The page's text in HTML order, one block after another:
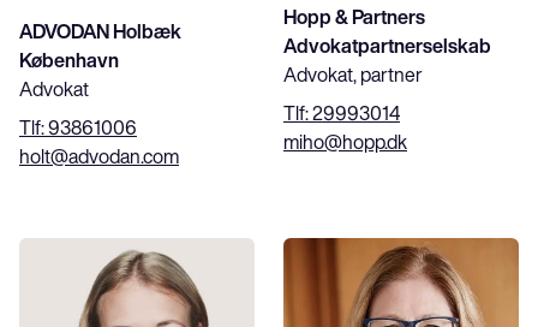
ADVODAN Holbæk
København
Advokat
Tlf:93861006
holt@advodan.com
Hopp & Partners
Advokatpartnerselskab
Advokat, partner
Tlf:29993014
miho@hopp.dk